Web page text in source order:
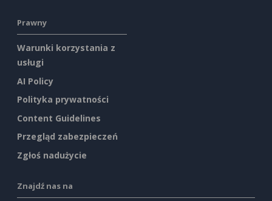
Prawny
Warunki korzystania z
usługi
AI Policy
Polityka prywatności
Content Guidelines
Przegląd zabezpieczeń
Zgłoś nadużycie
Znajdź nas na